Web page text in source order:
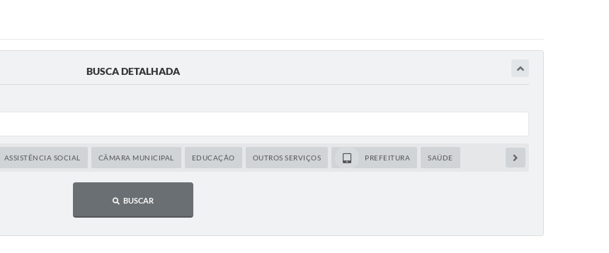
BUSCA DETALHADA
ASSISTÊNCIA SOCIAL CÂMARA MUNICIPAL EDUCAÇÃO OUTROS SERVIÇOS PREFEITURA SAÚDE
BUSCAR